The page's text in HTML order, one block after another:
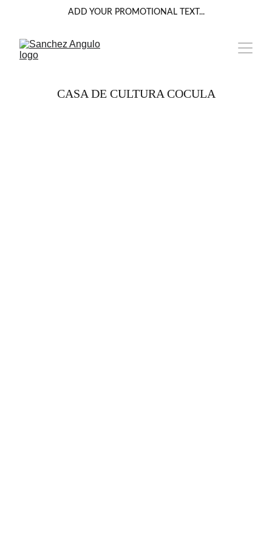
ADD YOUR PROMOTIONAL TEXT...
CASA DE CULTURA COCULA